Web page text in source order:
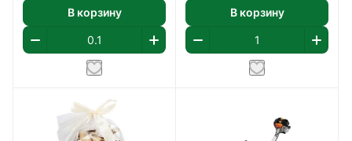
В корзину В корзину